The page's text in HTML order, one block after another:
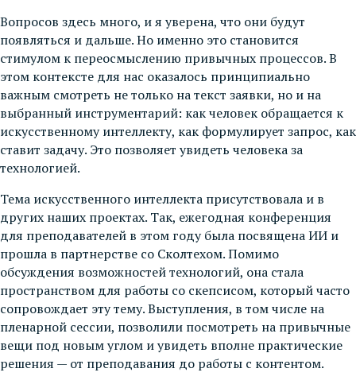
Вопросов здесь много, и я уверена, что они будут
появляться и дальше. Но именно это становится
стимулом к переосмыслению привычных процессов. В
этом контексте для нас оказалось принципиально
важным смотреть не только на текст заявки, но и на
выбранный инструментарий: как человек обращается к
искусственному интеллекту, как формулирует запрос, как
ставит задачу. Это позволяет увидеть человека за
технологией.
Тема искусственного интеллекта присутствовала и в
других наших проектах. Так, ежегодная конференция
для преподавателей в этом году была посвящена ИИ и
прошла в партнерстве со Сколтехом. Помимо
обсуждения возможностей технологий, она стала
пространством для работы со скепсисом, который часто
сопровождает эту тему. Выступления, в том числе на
пленарной сессии, позволили посмотреть на привычные
вещи под новым углом и увидеть вполне практические
решения — от преподавания до работы с контентом.